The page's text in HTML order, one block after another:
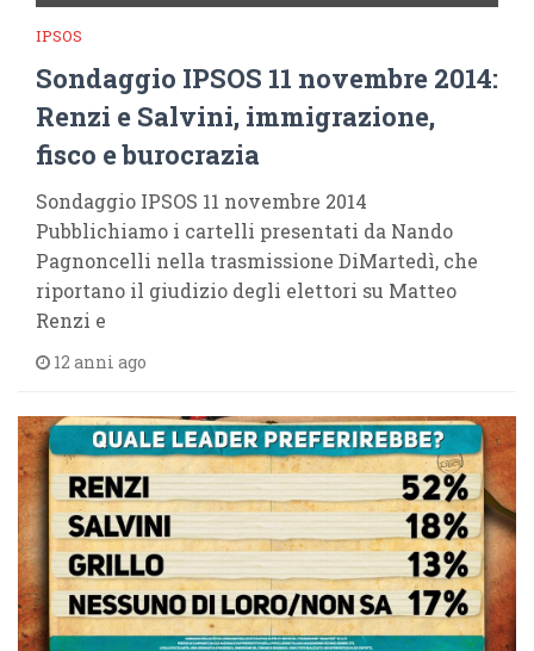
IPSOS
Sondaggio IPSOS 11 novembre 2014:
Renzi e Salvini, immigrazione,
fisco e burocrazia
Sondaggio IPSOS 11 novembre 2014
Pubblichiamo i cartelli presentati da Nando
Pagnoncelli nella trasmissione DiMartedì, che
riportano il giudizio degli elettori su Matteo
Renzi e
12 anni ago